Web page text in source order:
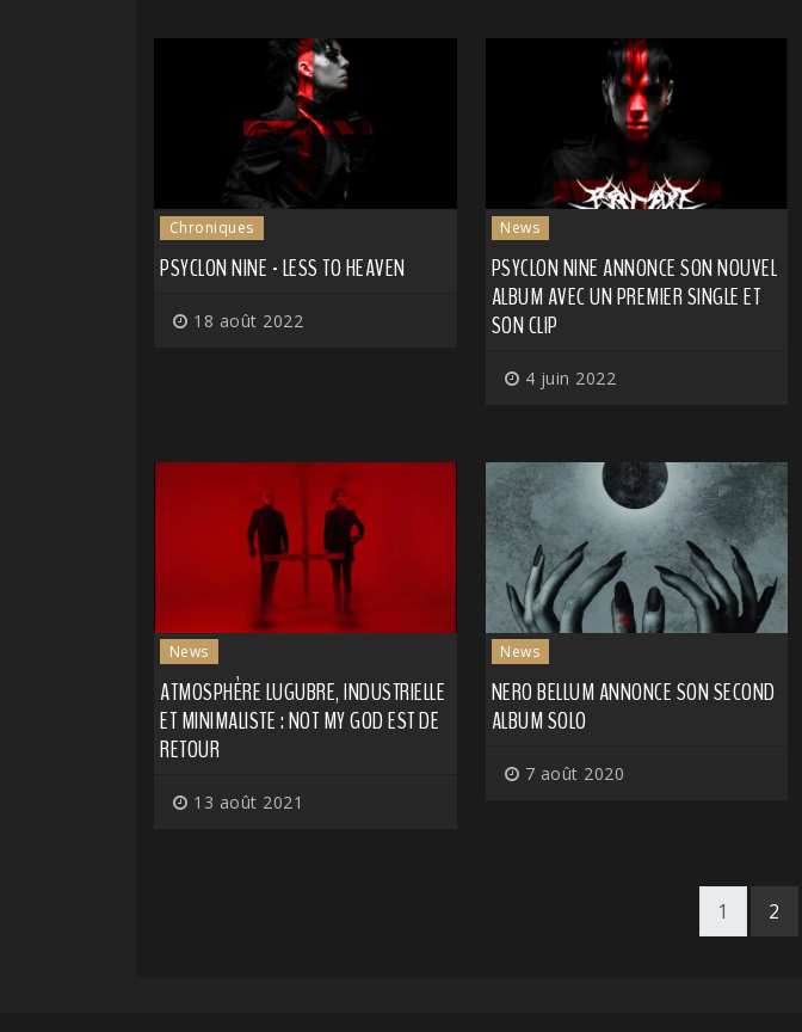
Chroniques
PSYCLON NINE - LESS TO HEAVEN
18 août 2022
News
PSYCLON NINE ANNONCE SON NOUVEL
ALBUM AVEC UN PREMIER SINGLE ET
SON CLIP
4 juin 2022
News
ATMOSPHÈRE LUGUBRE, INDUSTRIELLE
ET MINIMALISTE : NOT MY GOD EST DE
RETOUR
13 août 2021
News
NERO BELLUM ANNONCE SON SECOND
ALBUM SOLO
7 août 2020
1 2